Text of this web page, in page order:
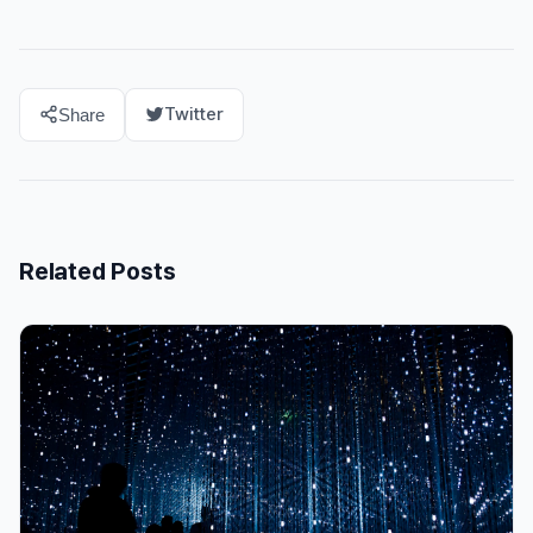
Share Twitter
Related Posts